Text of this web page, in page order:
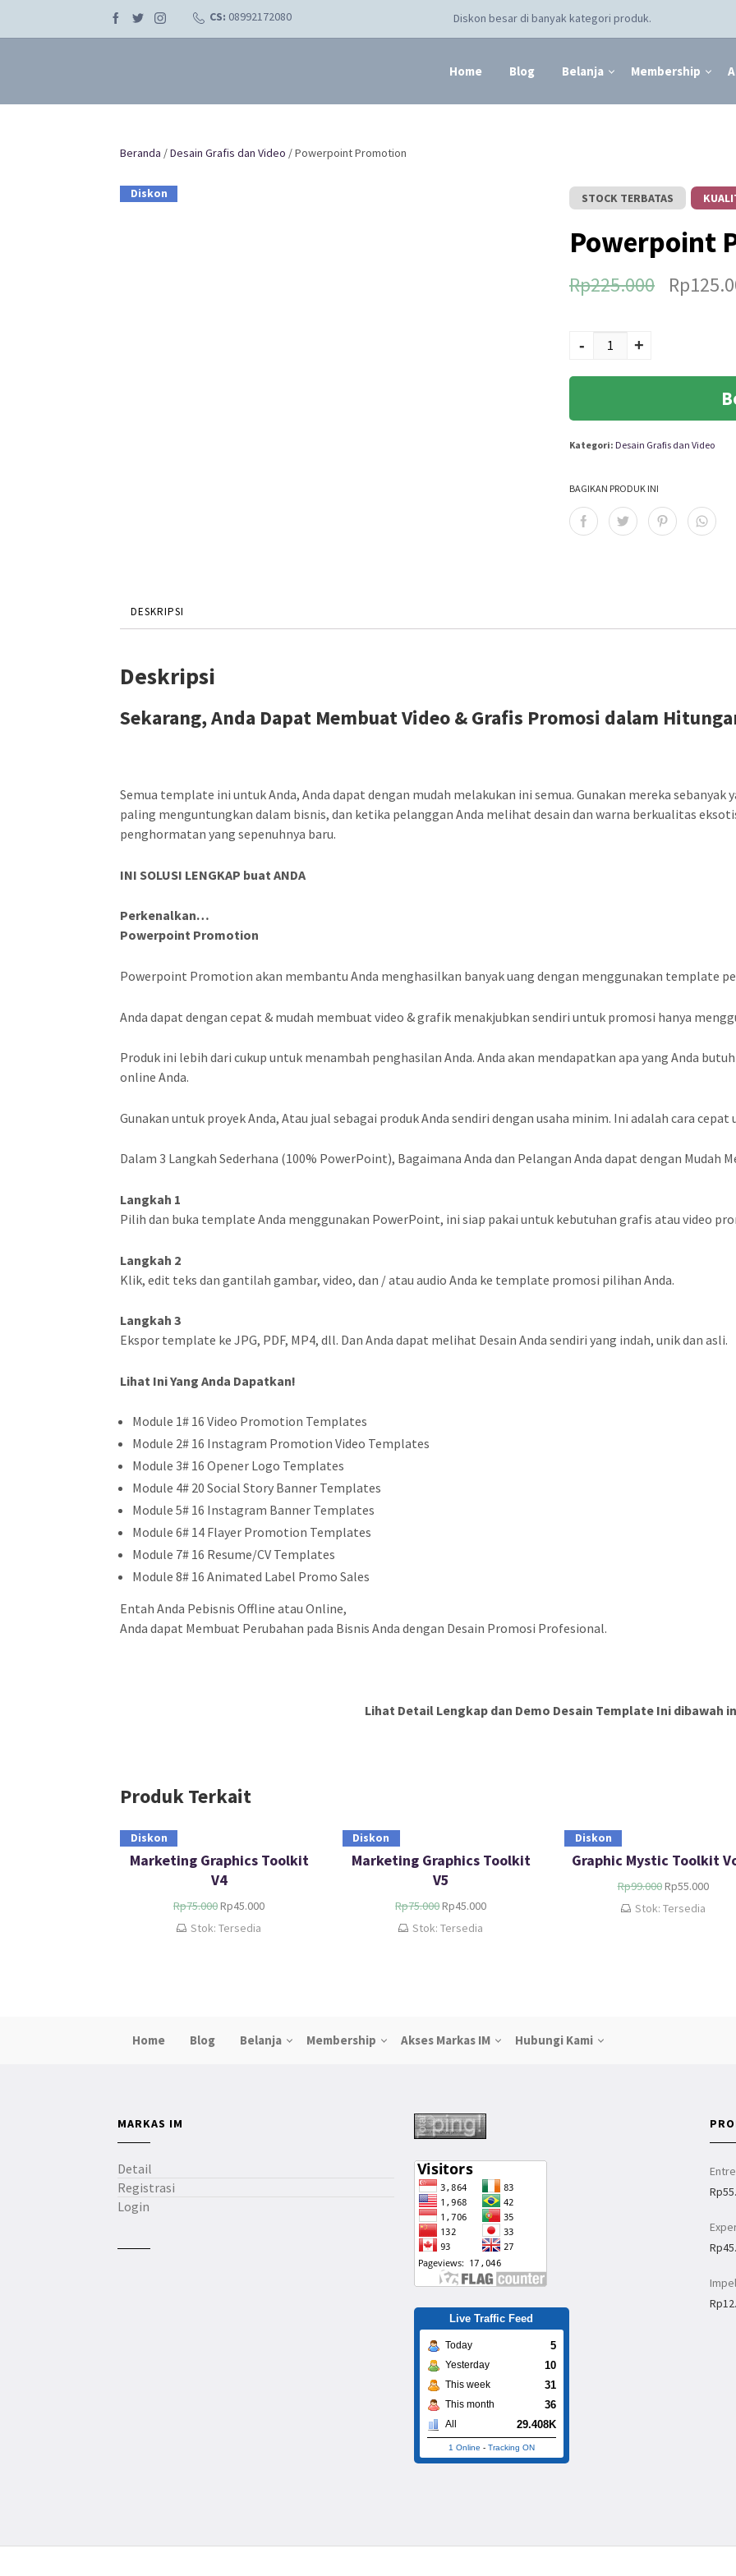
CS: 08992172080 Diskon besar di banyak kategori produk.
Home Blog Belanja Membership
Beranda /Desain Grafis dan Video / Powerpoint Promotion
Diskon STOCK TERBATAS
Powerpoint
Rp225.000 Rp
Powerpoint
- +
Kategori: Desain Grafis dan Video
BAGIKAN PRODUK INI
DESKRIPSI
Deskripsi
Sekarang, Anda Dapat Membuat Video & Grafis Promosi dalam
Semua template ini untuk Anda, Anda dapat dengan mudah melakukan ini semua. Gunakan mereka sebanyak
paling menguntungkan dalam bisnis, dan ketika pelanggan Anda melihat desain dan warna berkualitas
penghormatan yang sepenuhnya baru.
INI SOLUSI LENGKAP buat ANDA
Perkenalkan…
Powerpoint Promotion
Powerpoint Promotion akan membantu Anda menghasilkan banyak uang dengan menggunakan template
Anda dapat dengan cepat & mudah membuat video & grafik menakjubkan sendiri untuk promosi hanya
Produk ini lebih dari cukup untuk menambah penghasilan Anda. Anda akan mendapatkan apa yang Anda
online Anda.
Gunakan untuk proyek Anda, Atau jual sebagai produk Anda sendiri dengan usaha minim. Ini adalah cara
Dalam 3 Langkah Sederhana (100% PowerPoint), Bagaimana Anda dan Pelangan Anda dapat dengan Mudah
Langkah 1
Pilih dan buka template Anda menggunakan PowerPoint, ini siap pakai untuk kebutuhan grafis atau video
Langkah 2
Klik, edit teks dan gantilah gambar, video, dan / atau audio Anda ke template promosi pilihan Anda.
Langkah 3
Ekspor template ke JPG, PDF, MP4, dll. Dan Anda dapat melihat Desain Anda sendiri yang indah, unik dan asli.
Lihat Ini Yang Anda Dapatkan!
Module 1# 16 Video Promotion Templates
Module 2# 16 Instagram Promotion Video Templates
Module 3# 16 Opener Logo Templates
Module 4# 20 Social Story Banner Templates
Module 5# 16 Instagram Banner Templates
Module 6# 14 Flayer Promotion Templates
Module 7# 16 Resume/CV Templates
Module 8# 16 Animated Label Promo Sales
Entah Anda Pebisnis Offline atau Online,
Anda dapat Membuat Perubahan pada Bisnis Anda dengan Desain Promosi Profesional.
Lihat Detail Lengkap dan Demo Desain Template Ini dibawah
Produk Terkait
Diskon
Marketing Graphics Toolkit
V4
Rp75.000Rp45.000
Stok: Tersedia
Diskon
Marketing Graphics Toolkit
V5
Rp75.000Rp45.000
Stok: Tersedia
Diskon
Graphic Mystic Toolkit
Rp99.000Rp55.000
Stok: Tersedia
Home Blog Belanja Membership Akses Markas IM Hubungi Kami
MARKAS IM
Detail
Registrasi
Login
Live Traffic Feed
Today 5
Yesterday 10
This week 31
This month 36
All 29.408K
1 Online - Tracking ON
Rp
Rp
Rp